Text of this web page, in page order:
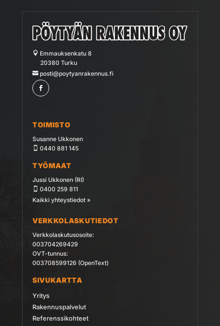
Emmauksenkatu 8
20380 Turku
posti@poytyanrakennus.fi
TOIMISTO
Susanne Ukkonen
0440 881 145
TYÖMAAT
Jussi Ukkonen (RI)
0400 259 811
Kaikki yhteystiedot »
VERKKOLASKUTIEDOT
Verkkolaskutusosoite:
003704269429
OVT-tunnus:
003708599126 (OpenText)
SIVUKARTTA
Yritys
Rakennuspalvelut
Referenssikohteet